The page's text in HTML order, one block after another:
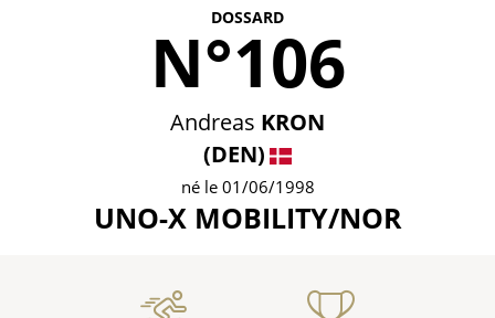
DOSSARD
N°106
Andreas KRON
(DEN)
né le 01/06/1998
UNO-X MOBILITY/NOR